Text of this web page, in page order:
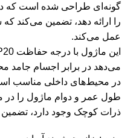
گونه‌ای طراحی شده است که
را ارائه دهد، تضمین می‌کند
عمل می‌کند.
می‌دهد در برابر اجسام جامد
در محیط‌های داخلی مناسب
طول عمر و دوام ماژول را در
ذرات کوچک وجود دارد،